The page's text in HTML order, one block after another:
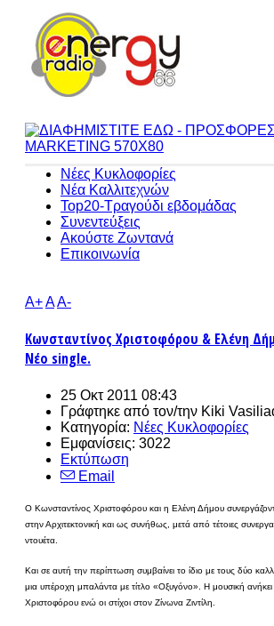
Νέες Κυκλοφορίες
Νέα Καλλιτεχνών
Top20-Τραγούδι εβδομάδας
Συνεντεύξεις
Ακούστε Ζωντανά
Επικοινωνία
A+AA-
Κωνσταντίνος Χριστοφόρου & Ελένη
Νέο single.
25 Οκτ 2011 08:43
Γράφτηκε από τον/την Kiki
Κατηγορία: Νέες Κυκλοφορίες
Εμφανίσεις: 3022
Εκτύπωση
Email
Ο Κωνσταντίνος Χριστοφόρου και η Ελένη Δήμου
στην Αρχιτεκτονική και ως συνήθως, μετά από τέτοιες
ντουέτα.
Και σε αυτή την περίπτωση συμβαίνει το ίδιο με τους δύο
μια υπέροχη μπαλάντα με τίτλο «Οξυγόνο». Η μουσική
Χριστοφόρου ενώ οι στίχοι στον Ζίνωνα Ζιντίλη.